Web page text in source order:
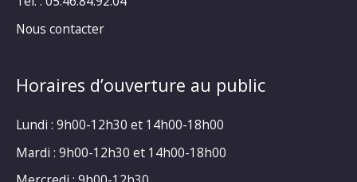
Nous contacter
Horaires d’ouverture au public
Lundi : 9h00-12h30 et 14h00-18h00
Mardi : 9h00-12h30 et 14h00-18h00